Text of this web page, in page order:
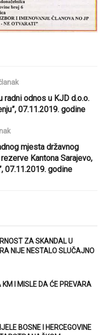
radni odnos u KJD d.o.o.
07.11.2019. godine
mjesta državnog
Kantona Sarajevo,
07.11.2019. godine
ZA SKANDAL U
NIJE NESTALO SLUČAJNO
I MISLE DA ĆE PREVARA
BOSNE I HERCEGOVINE